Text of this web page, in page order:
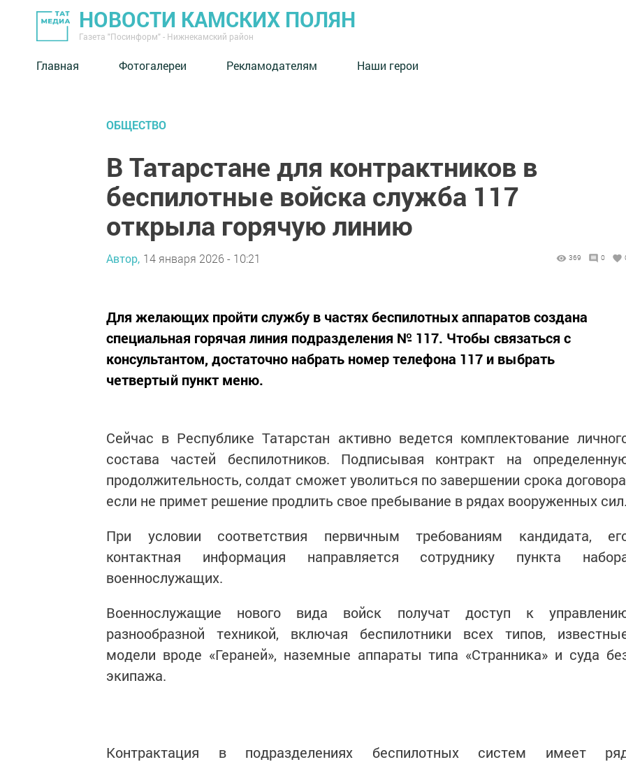
НОВОСТИ КАМСКИХ ПОЛЯН
Газета "Посинформ" - Нижнекамский район
Главная Фотогалереи Рекламодателям Наши герои
ОБЩЕСТВО
В Татарстане для контрактников в
беспилотные войска служба 117
открыла горячую линию
Автор, 14 января 2026 - 10:21 369 0
Для желающих пройти службу в частях беспилотных аппаратов создана
специальная горячая линия подразделения № 117. Чтобы связаться с
консультантом, достаточно набрать номер телефона 117 и выбрать
четвертый пункт меню.
Сейчас в Республике Татарстан активно ведется комплектование
состава частей беспилотников. Подписывая контракт на
продолжительность, солдат сможет уволиться по завершении срока
если не примет решение продлить свое пребывание в рядах вооруженных
При условии соответствия первичным требованиям кандидата,
контактная информация направляется сотруднику пункта
военнослужащих.
Военнослужащие нового вида войск получат доступ к
разнообразной техникой, включая беспилотники всех типов,
модели вроде «Гераней», наземные аппараты типа «Странника» и суда
экипажа.
Контрактация в подразделениях беспилотных систем имеет